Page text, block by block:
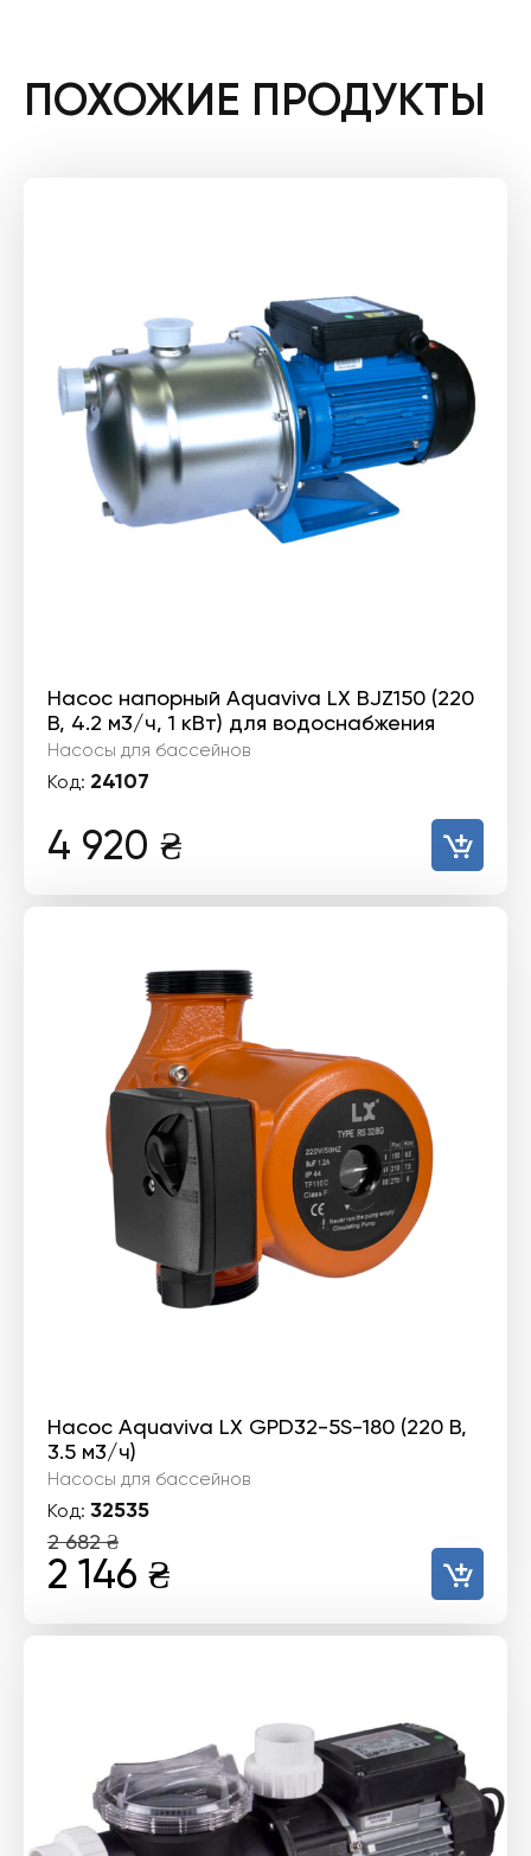
ПОХОЖИЕ ПРОДУКТЫ
Насос напорный Aquaviva LX BJZ150 (220
В, 4.2 м3/ч, 1 кВт) для водоснабжения
Насосы для бассейнов
Код: 24107
4 920 ₴
Насос Aquaviva LX GPD32-5S-180 (220 В,
3.5 м3/ч)
Насосы для бассейнов
Код: 32535
2 682₴
Первоначальная
цена
682 ₴.
2 146 ₴
цена: